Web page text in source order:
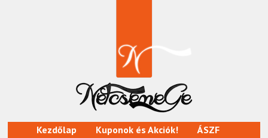
Kezdőlap Kuponok és Akciók!
ÁSZF